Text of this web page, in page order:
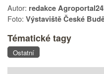
Autor: redakce
Foto: Výstaviště České
Tématické tagy
Ostatní